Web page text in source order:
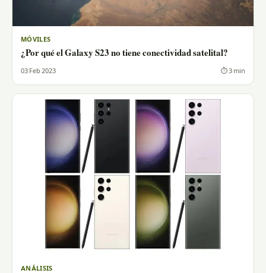
MÓVILES
¿Por qué el Galaxy S23 no tiene conectividad satelital?
03 Feb 2023 ⏱ 3 min
ANÁLISIS